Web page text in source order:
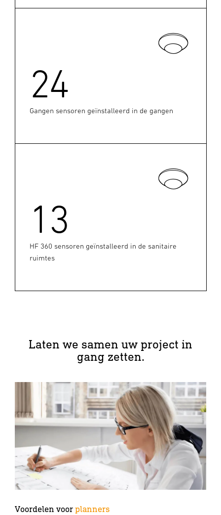
24
Gangen sensoren geïnstalleerd in de gangen
13
HF 360 sensoren geïnstalleerd in de sanitaire
ruimtes
Laten we samen uw project in
gang zetten.
Voordelen voorplanners